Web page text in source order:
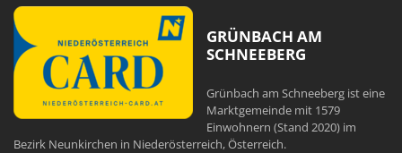
GRÜNBACH AM
SCHNEEBERG
Grünbach am Schneeberg ist eine
Marktgemeinde mit 1579
Einwohnern (Stand 2020) im
Bezirk Neunkirchen in Niederösterreich, Österreich.